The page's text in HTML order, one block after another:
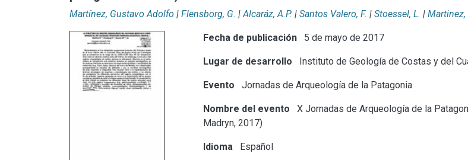
Martínez, Gustavo Adolfo | Flensborg, G. | Alcaráz, A.P. | Santos Valero, F. | Stoessel, L. | Martinez,
Fecha de publicación 5 de mayo de 2017
Lugar de desarrollo Instituto de Geología de Costas y del
Evento Jornadas de Arqueología de la Patagonia
Nombre del evento
X Jornadas de Arqueología de la
Madryn, 2017)
Idioma Español